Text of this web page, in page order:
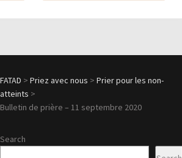
FATAD >Priez avec nous >Prier pour les non-
atteints >
Bulletin de prière – 11 septembre 2020
Search